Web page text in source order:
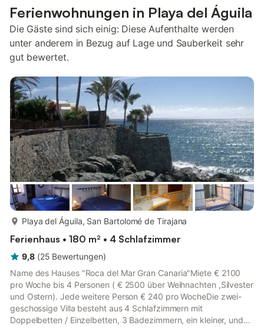
Ferienwohnungen in Playa del Águila
Die Gäste sind sich einig: Diese Aufenthalte werden
unter anderem in Bezug auf Lage und Sauberkeit sehr
gut bewertet.
Playa del Águila, San Bartolomé de Tirajana
Ferienhaus • 180 m² • 4 Schlafzimmer
9,8 (25 Bewertungen)
Name des Hauses "Roca del Mar Gran Canaria"Miete € 2100
pro Woche bis 4 Personen ( € 2500 über Weihnachten ,Silvester
und Ostern). Jede weitere Person € 240 pro WocheDie zwei-
geschossige Villa besteht aus 4 Schlafzimmern mit
Doppelbetten / Einzelbetten, 3 Badezimmern, ein kleiner, und